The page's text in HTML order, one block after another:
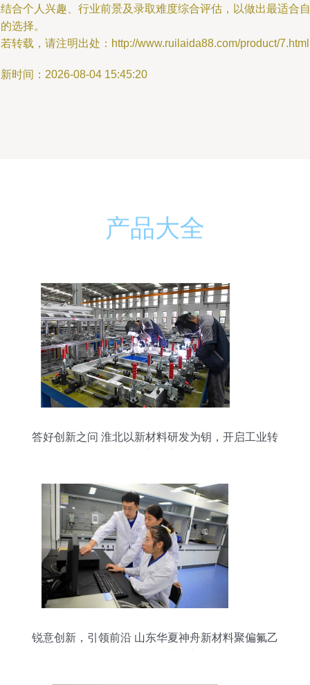
合个人兴趣、行业前景及录取难度综合评估，以做出最适合自
选择。
转载，请注明出处：http://www.ruilaida88.com/product/7.html
时间：2026-08-04 15:45:20
产品大全
答好创新之问 淮北以新材料研发为钥，开启工业转
锐意创新，引领前沿 山东华夏神舟新材料聚偏氟乙